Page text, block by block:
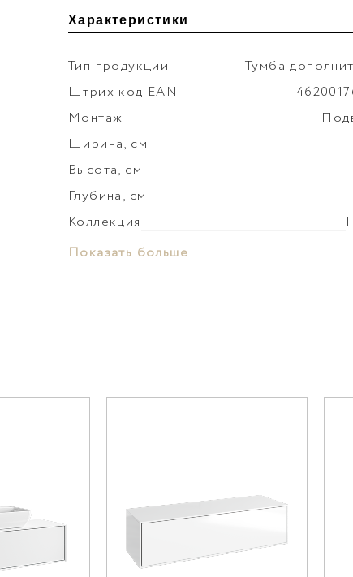
Характеристики
Тип продукции
Тумба
Штрих код EAN
Монтаж
Ширина, см
Высота, см
Глубина, см
Коллекция
Материал корпуса
Показать больше